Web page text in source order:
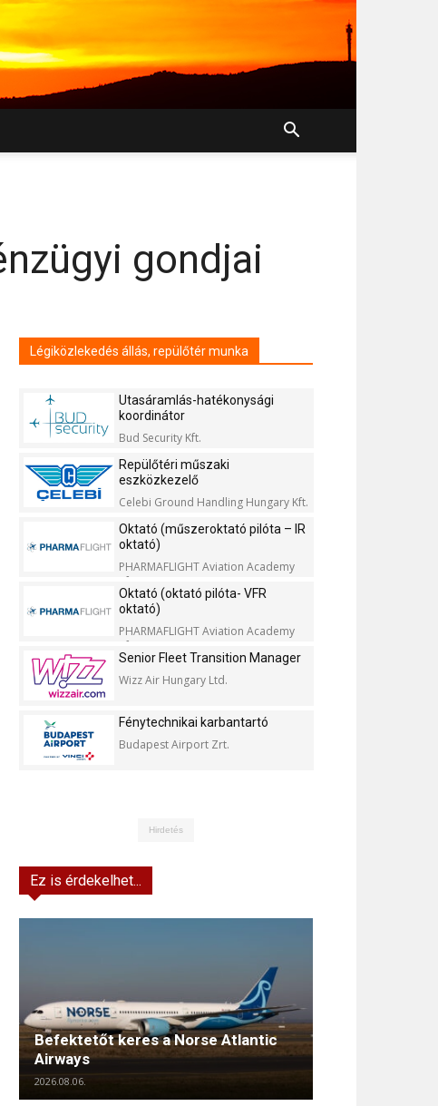
gondjai
Légiközlekedés állás, repülőtér munka
Utasáramlás-hatékonysági
koordinátor
Bud Security Kft.
Repülőtéri műszaki
eszközkezelő
Celebi Ground Handling Hungary Kft.
Oktató (műszeroktató pilóta – IR
oktató)
PHARMAFLIGHT Aviation Academy
Kft.
Oktató (oktató pilóta- VFR
oktató)
PHARMAFLIGHT Aviation Academy
Kft.
Senior Fleet Transition Manager
Wizz Air Hungary Ltd.
Fénytechnikai karbantartó
Budapest Airport Zrt.
Hirdetés
Ez is érdekelhet...
Befektetőt keres a Norse Atlantic
Airways
2026.08.06.